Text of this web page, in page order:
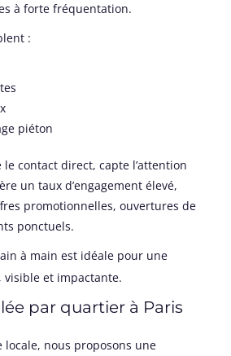
à forte fréquentation.
:
piéton
contact direct, capte l’attention
un taux d’engagement élevé,
promotionnelles, ouvertures de
ponctuels.
à main est idéale pour une
et impactante.
par quartier à Paris
locale, nous proposons une